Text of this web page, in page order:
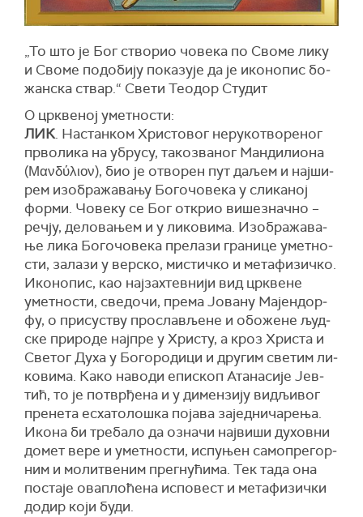
„То што је Бог ство­рио чо­ве­ка по Сво­ме ли­ку
и Сво­ме по­до­би­ју по­ка­зу­је да је ико­но­пис бо­
жан­ска ствар.“ Све­ти Те­о­дор Сту­дит
О црквеној уметности:
ЛИК. На­стан­ком Хри­сто­вог не­ру­ко­тво­ре­ног
пр­во­ли­ка на убру­су, та­ко­зва­ног Ман­ди­ли­о­на
(Μανδύλιον), био је отво­рен пут да­љем и нај­ши­
рем из­о­бра­жа­ва­њу Бо­го­чо­ве­ка у сли­ка­ној
фор­ми. Чо­ве­ку се Бог от­крио ви­ше­знач­но –
реч­ју, де­ло­ва­њем и у ли­ко­ви­ма. Из­о­бра­жа­ва­
ње ли­ка Бо­го­чо­ве­ка пре­ла­зи гра­ни­це умет­но­
сти, за­ла­зи у верско, ми­стич­ко и ме­та­фи­зич­ко.
Ико­но­пис, као нај­зах­тев­ни­ји вид цр­кве­не
умет­но­сти, све­до­чи, пре­ма Јо­ва­ну Ма­јен­дор­
фу, о при­су­ству про­сла­вље­не и обо­же­не људ­
ске при­ро­де нај­пре у Хри­сту, а кроз Хри­ста и
Све­тог Ду­ха у Бо­го­ро­ди­ци и дру­гим све­тим ли­
ко­ви­ма. Ка­ко на­во­ди епи­скоп Ата­на­си­је Јев­
тић, то је по­твр­ђе­на и у ди­мен­зи­ју ви­дљи­вог
пре­не­та ес­ха­то­ло­шка по­ја­ва за­јед­ни­ча­ре­ња.
Ико­на би тре­ба­ло да озна­чи нај­ви­ши ду­хов­ни
до­мет вере и умет­но­сти, ис­пу­њен са­мо­пре­гор­
ним и мо­ли­тве­ним прег­ну­ћи­ма. Тек та­да она
по­ста­је ова­пло­ће­на ис­по­вест и ме­та­фи­зич­ки
до­дир ко­ји бу­ди.